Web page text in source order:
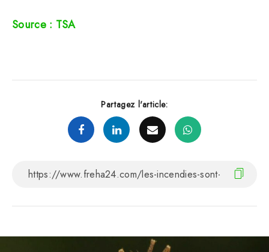
Source : TSA
Partagez l'article: